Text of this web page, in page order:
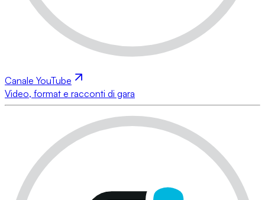
Canale YouTube
Video, format e racconti di gara